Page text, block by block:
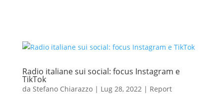
Radio italiane sui social: focus Instagram e
TikTok
da Stefano Chiarazzo| Lug 28, 2022| Report